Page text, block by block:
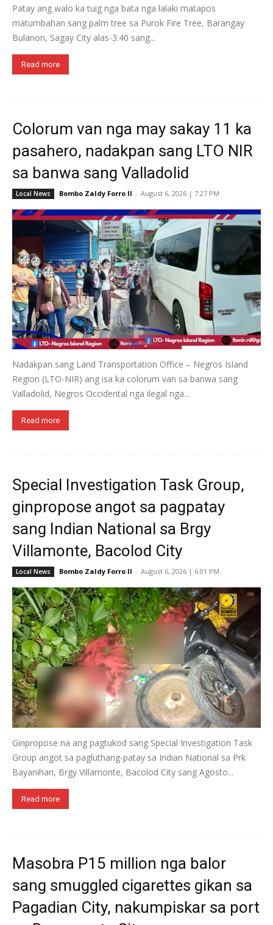
Patay ang walo ka tuig nga bata nga lalaki matapos
matumbahan sang palm tree sa Purok Fire Tree, Barangay
Bulanon, Sagay City alas-3:40 sang...
Read more
Colorum van nga may sakay 11 ka
pasahero, nadakpan sang LTO NIR
sa banwa sang Valladolid
Local News Bombo Zaldy Forro II - August 6, 2026 | 7:27 PM
Nadakpan sang Land Transportation Office – Negros Island
Region (LTO-NIR) ang isa ka colorum van sa banwa sang
Valladolid, Negros Occidental nga ilegal nga...
Read more
Special Investigation Task Group,
ginpropose angot sa pagpatay
sang Indian National sa Brgy
Villamonte, Bacolod City
Local News Bombo Zaldy Forro II - August 6, 2026 | 6:01 PM
Ginpropose na ang pagtukod sang Special Investigation Task
Group angot sa pagluthang-patay sa Indian National sa Prk
Bayanihan, Brgy Villamonte, Bacolod City sang Agosto...
Read more
Masobra P15 million nga balor
sang smuggled cigarettes gikan sa
Pagadian City, nakumpiskar sa port